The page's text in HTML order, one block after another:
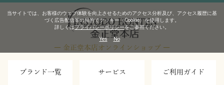
― 金正堂本店オンラインショップ ―
ブランド一覧 サービス ご利用ガイド
当サイトでは、お客様のウェブ体験を向上させるためのアクセス分析及び、アクセス履歴に基
づく広告配信等の目的でクッキー（Cookie）を使用します。
詳しくはプライバシーポリシーをご参照ください。
Yes No